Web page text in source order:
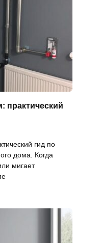
практический
гид по
дома. Когда
мигает